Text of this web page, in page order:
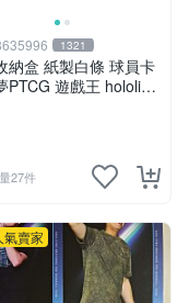
1321
納盒 紙製白條 球員卡
PTCG 遊戲王 hololive
可放700張左右
27件
氣賣家